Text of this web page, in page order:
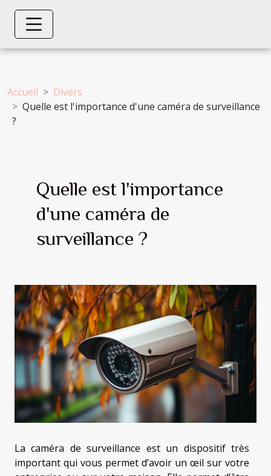
Accueil
Divers
Quelle est l'importance d'une caméra de surveillance
?
Quelle est l'importance
d'une caméra de
surveillance ?
La caméra de surveillance est un dispositif très
important qui vous permet d’avoir un œil sur votre